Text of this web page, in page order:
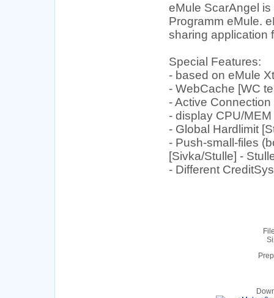
eMule ScarAngel
Programm eMule.
sharing application
Special Features:
- based on eMule
- WebCache [WC
- Active
- display CPU/
- Global Hardlimit
- Push-small-files
[Sivka/Stulle] -
- Different